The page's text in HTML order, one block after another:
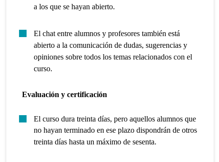
a los que se hayan abierto.
El chat entre alumnos y profesores también está
abierto a la comunicación de dudas, sugerencias y
opiniones sobre todos los temas relacionados con el
curso.
Evaluación y certificación
El curso dura treinta días, pero aquellos alumnos que
no hayan terminado en ese plazo dispondrán de otros
treinta días hasta un máximo de sesenta.